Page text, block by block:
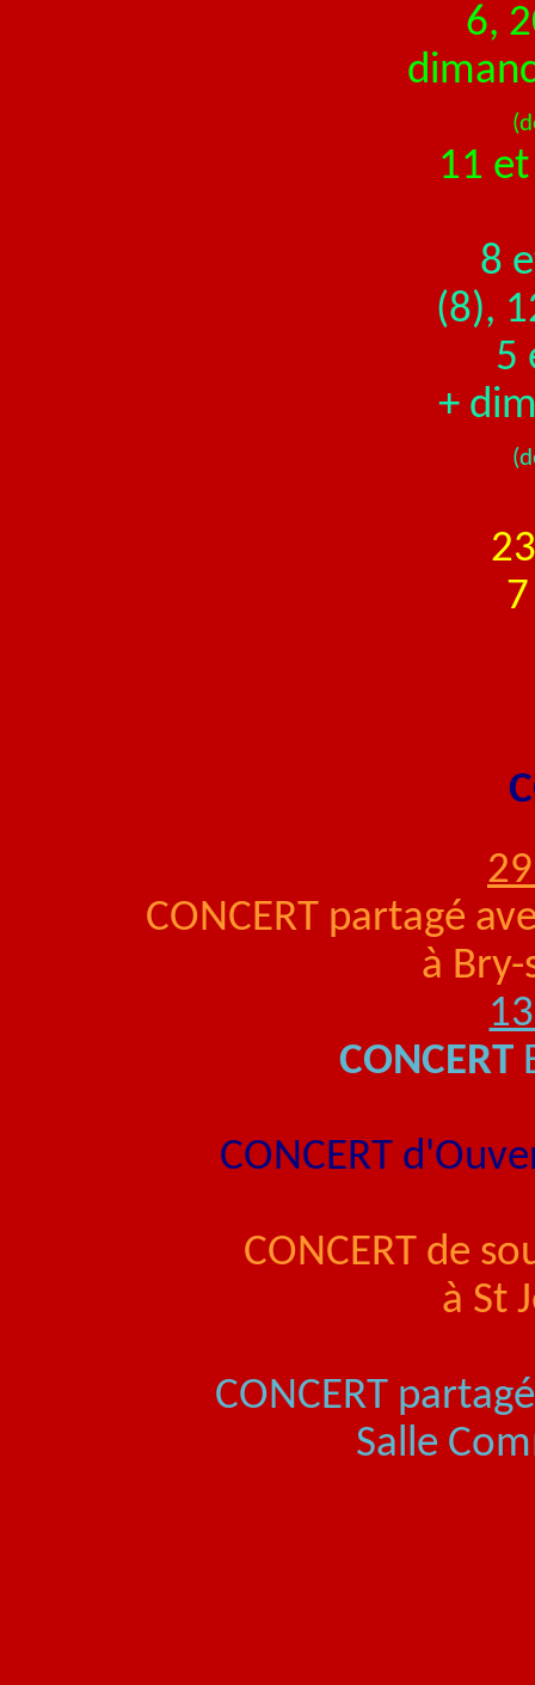
6,
11
8
(8),
5
+
CONCERT partagé
à
CONCERT
CONCERT
CONCERT de
à St
CONCERT
Salle